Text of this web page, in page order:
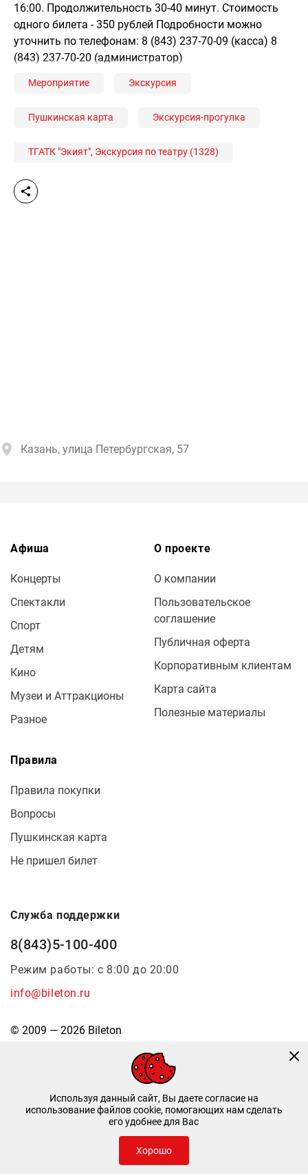
16:00. Продолжительность 30-40 минут. Стоимость
одного билета - 350 рублей Подробности можно
уточнить по телефонам: 8 (843) 237-70-09 (касса) 8
(843) 237-70-20 (администратор)
Мероприятие Экскурсия
Пушкинская карта Экскурсия-прогулка
ТГАТК "Экият", Экскурсия по театру (1328)
Казань, улица Петербургская, 57
Афиша
Концерты
Спектакли
Спорт
Детям
Кино
Музеи и Аттракционы
Разное
О проекте
О компании
Пользовательское
соглашение
Публичная оферта
Корпоративным клиентам
Карта сайта
Полезные материалы
Правила
Правила покупки
Вопросы
Пушкинская карта
Не пришел билет
Служба поддержки
8(843)5-100-400
Режим работы: с 8:00 до 20:00
info@bileton.ru
© 2009 — 2026 Bileton
Инфоматика
—Дизайн и разработка
Используя данный сайт, Вы даете согласие на
использование файлов cookie, помогающих нам сделать
его удобнее для Вас
Хорошо